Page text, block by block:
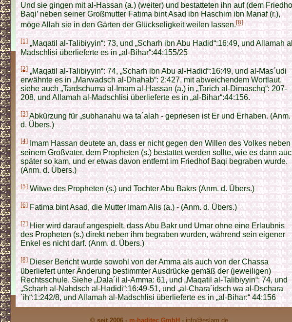
Und sie gingen mit al-Hassan (a.) (weiter) und bestatteten ihn auf (dem
Baqi’ neben seiner Großmutter Fatima bint Asad ibn Haschim ibn Manaf (r.),
möge Allah sie in den Gärten der Glückseligkeit weilen lassen.[8]
[1]„Maqatil al-Talibiyyin“: 73, und „Scharh ibn Abu Hadid“:16:49, und Allamah
Madschlisi überlieferte es in „al-Bihar“:44:155/25
[2]„Maqatil al-Talibiyyin“: 74, „Scharh ibn Abu al-Hadid“:16:49, und al-Mas´udi
erwähnte es in „Marwadsch al-Dhahab“: 2:427, mit abweichendem Wortlaut,
siehe auch „Tardschuma al-Imam al-Hassan (a.) in „Tarich al-Dimaschq“: 207-
208, und Allamah al-Madschlisi überlieferte es in „al-Bihar“:44:156.
[3]Abkürzung für „subhanahu wa ta´alah - gepriesen ist Er und Erhaben. (Anm.
d. Übers.)
[4]Imam Hassan deutete an, dass er nicht gegen den Willen des Volkes neben
seinem Großvater, dem Propheten (s.) bestattet werden sollte, wie es dann
später so kam, und er etwas davon entfernt im Friedhof Baqi begraben wurde.
(Anm. d. Übers.)
[5]Witwe des Propheten (s.) und Tochter Abu Bakrs (Anm. d. Übers.)
[6]Fatima bint Asad, die Mutter Imam Alis (a.) - (Anm. d. Übers.)
[7]Hier wird darauf angespielt, dass Abu Bakr und Umar ohne eine Erlaubnis
des Propheten (s.) direkt neben ihm begraben wurden, während sein eigener
Enkel es nicht darf. (Anm. d. Übers.)
[8]Dieser Bericht wurde sowohl von der Amma als auch von der Chassa
überliefert unter Änderung bestimmter Ausdrücke gemäß der (jeweiligen)
Rechtsschule. Siehe „Dala´il al-Amma: 61, und „Maqatil al-Talibiyyin“: 74, und
„Scharh al-Nahdsch al-Hadidi“:16:49-51, und „al-Chara´idsch wa al-Dschara
´ih“:1:242/8, und Allamah al-Madschlisi überlieferte es in „al-Bihar:“ 44:156
© seit 2006 - m-haditec GmbH - info@eslam.de